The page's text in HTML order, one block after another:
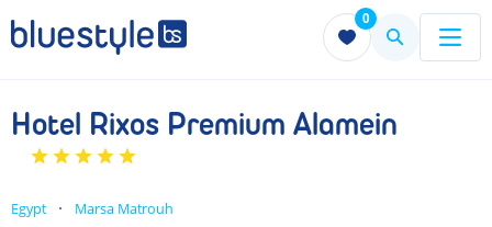
0
Menu Menu
Hotel Rixos Premium Alamein
Egypt Marsa Matrouh